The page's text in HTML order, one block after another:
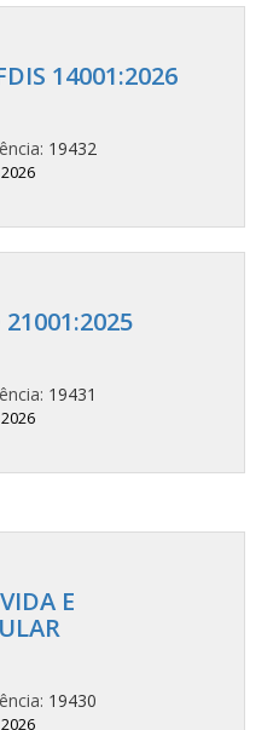
14001:2026
19432
21001:2025
19431
E
19430